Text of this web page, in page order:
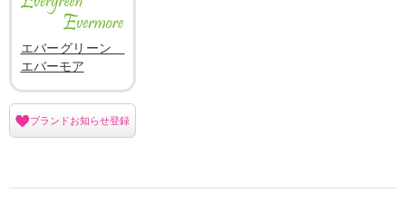
エバーグリーン
エバーモア
ブランドお知らせ登録